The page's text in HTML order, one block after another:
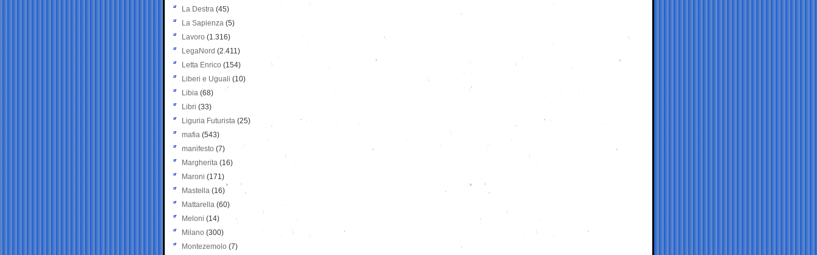
La Destra (45)
La Sapienza (5)
Lavoro (1.316)
LegaNord (2.411)
Letta Enrico (154)
Liberi e Uguali (10)
Libia (68)
Libri (33)
Liguria Futurista (25)
mafia (543)
manifesto (7)
Margherita (16)
Maroni (171)
Mastella (16)
Mattarella (60)
Meloni (14)
Milano (300)
Montezemolo (7)